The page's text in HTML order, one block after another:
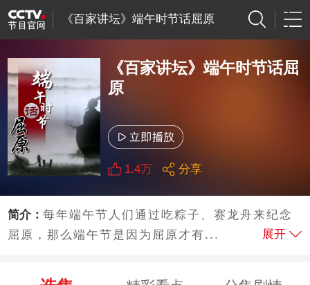
《百家讲坛》端午时节话屈原
《百家讲坛》端午时节话屈
原
1.4万 分享
简介：每年端午节人们通过吃粽子、赛龙舟来纪念
屈原，那么端午节是因为屈原才有...
展开